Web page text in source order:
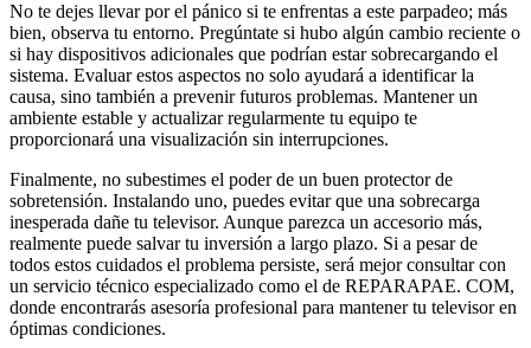
No te dejes llevar por el pánico si te enfrentas a este parpadeo; más
bien, observa tu entorno. Pregúntate si hubo algún cambio reciente o
si hay dispositivos adicionales que podrían estar sobrecargando el
sistema. Evaluar estos aspectos no solo ayudará a identificar la
causa, sino también a prevenir futuros problemas. Mantener un
ambiente estable y actualizar regularmente tu equipo te
proporcionará una visualización sin interrupciones.
Finalmente, no subestimes el poder de un buen protector de
sobretensión. Instalando uno, puedes evitar que una sobrecarga
inesperada dañe tu televisor. Aunque parezca un accesorio más,
realmente puede salvar tu inversión a largo plazo. Si a pesar de
todos estos cuidados el problema persiste, será mejor consultar con
un servicio técnico especializado como el de REPARAPAE. COM,
donde encontrarás asesoría profesional para mantener tu televisor en
óptimas condiciones.